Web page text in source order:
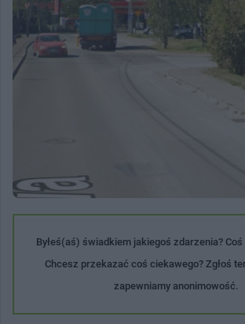
Byłeś(aś) świadkiem jakiegoś zdarzenia?
Chcesz przekazać coś ciekawego? Zgłoś
zapewniamy anonimowość.